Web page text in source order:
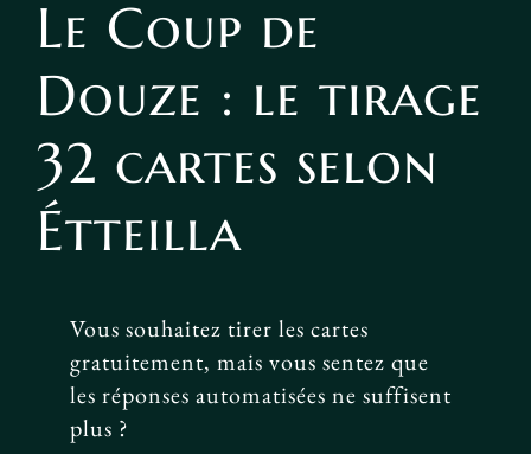
Le Coup de
Douze : le tirage
32 cartes selon
Étteilla
Vous souhaitez tirer les cartes
gratuitement, mais vous sentez que
les réponses automatisées ne suffisent
plus ?